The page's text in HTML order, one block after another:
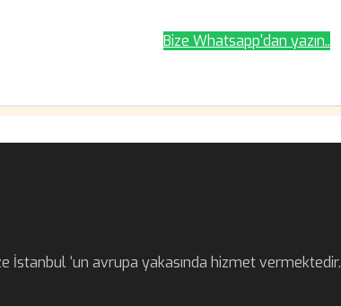
Bize Whatsapp'dan yazın..
İstanbul ‘un avrupa yakasında hizmet vermektedir.